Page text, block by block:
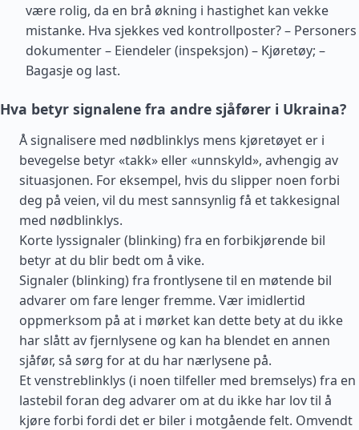
være rolig, da en brå økning i hastighet kan vekke
mistanke. Hva sjekkes ved kontrollposter? – Personers
dokumenter – Eiendeler (inspeksjon) – Kjøretøy; –
Bagasje og last.
Hva betyr signalene fra andre sjåfører i Ukraina?
Å signalisere med nødblinklys mens kjøretøyet er i
bevegelse betyr «takk» eller «unnskyld», avhengig av
situasjonen. For eksempel, hvis du slipper noen forbi
deg på veien, vil du mest sannsynlig få et takkesignal
med nødblinklys.
Korte lyssignaler (blinking) fra en forbikjørende bil
betyr at du blir bedt om å vike.
Signaler (blinking) fra frontlysene til en møtende bil
advarer om fare lenger fremme. Vær imidlertid
oppmerksom på at i mørket kan dette bety at du ikke
har slått av fjernlysene og kan ha blendet en annen
sjåfør, så sørg for at du har nærlysene på.
Et venstreblinklys (i noen tilfeller med bremselys) fra en
lastebil foran deg advarer om at du ikke har lov til å
kjøre forbi fordi det er biler i motgående felt. Omvendt